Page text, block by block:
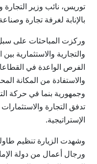
توريس، نائب وزير التجارة
بالإنابة لغرفة تجارة
وركزت المباحثات على سبل
والتجارية والاستثمارية
الفرص الواعدة في
والاستفادة من المكانة
وجمهورية بنما في حركة
تدفق التجارة
الإستراتيجية.
وشهدت الزيارة تنظيم
ورجال أعمال من دولة